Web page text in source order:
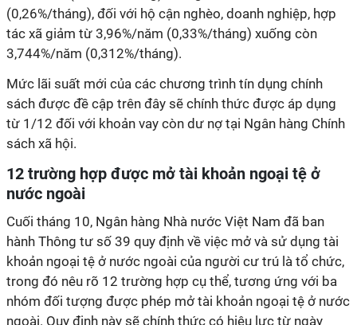
(0,26%/tháng), đối với hộ cận nghèo, doanh nghiệp, hợp
tác xã giảm từ 3,96%/năm (0,33%/tháng) xuống còn
3,744%/năm (0,312%/tháng).
Mức lãi suất mới của các chương trình tín dụng chính
sách được đề cập trên đây sẽ chính thức được áp dụng
từ 1/12 đối với khoản vay còn dư nợ tại Ngân hàng Chính
sách xã hội.
12 trường hợp được mở tài khoản ngoại tệ ở
nước ngoài
Cuối tháng 10, Ngân hàng Nhà nước Việt Nam đã ban
hành Thông tư số 39 quy định về việc mở và sử dụng tài
khoản ngoại tệ ở nước ngoài của người cư trú là tổ chức,
trong đó nêu rõ 12 trường hợp cụ thể, tương ứng với ba
nhóm đối tượng được phép mở tài khoản ngoại tệ ở nước
ngoài. Quy định này sẽ chính thức có hiệu lực từ ngày